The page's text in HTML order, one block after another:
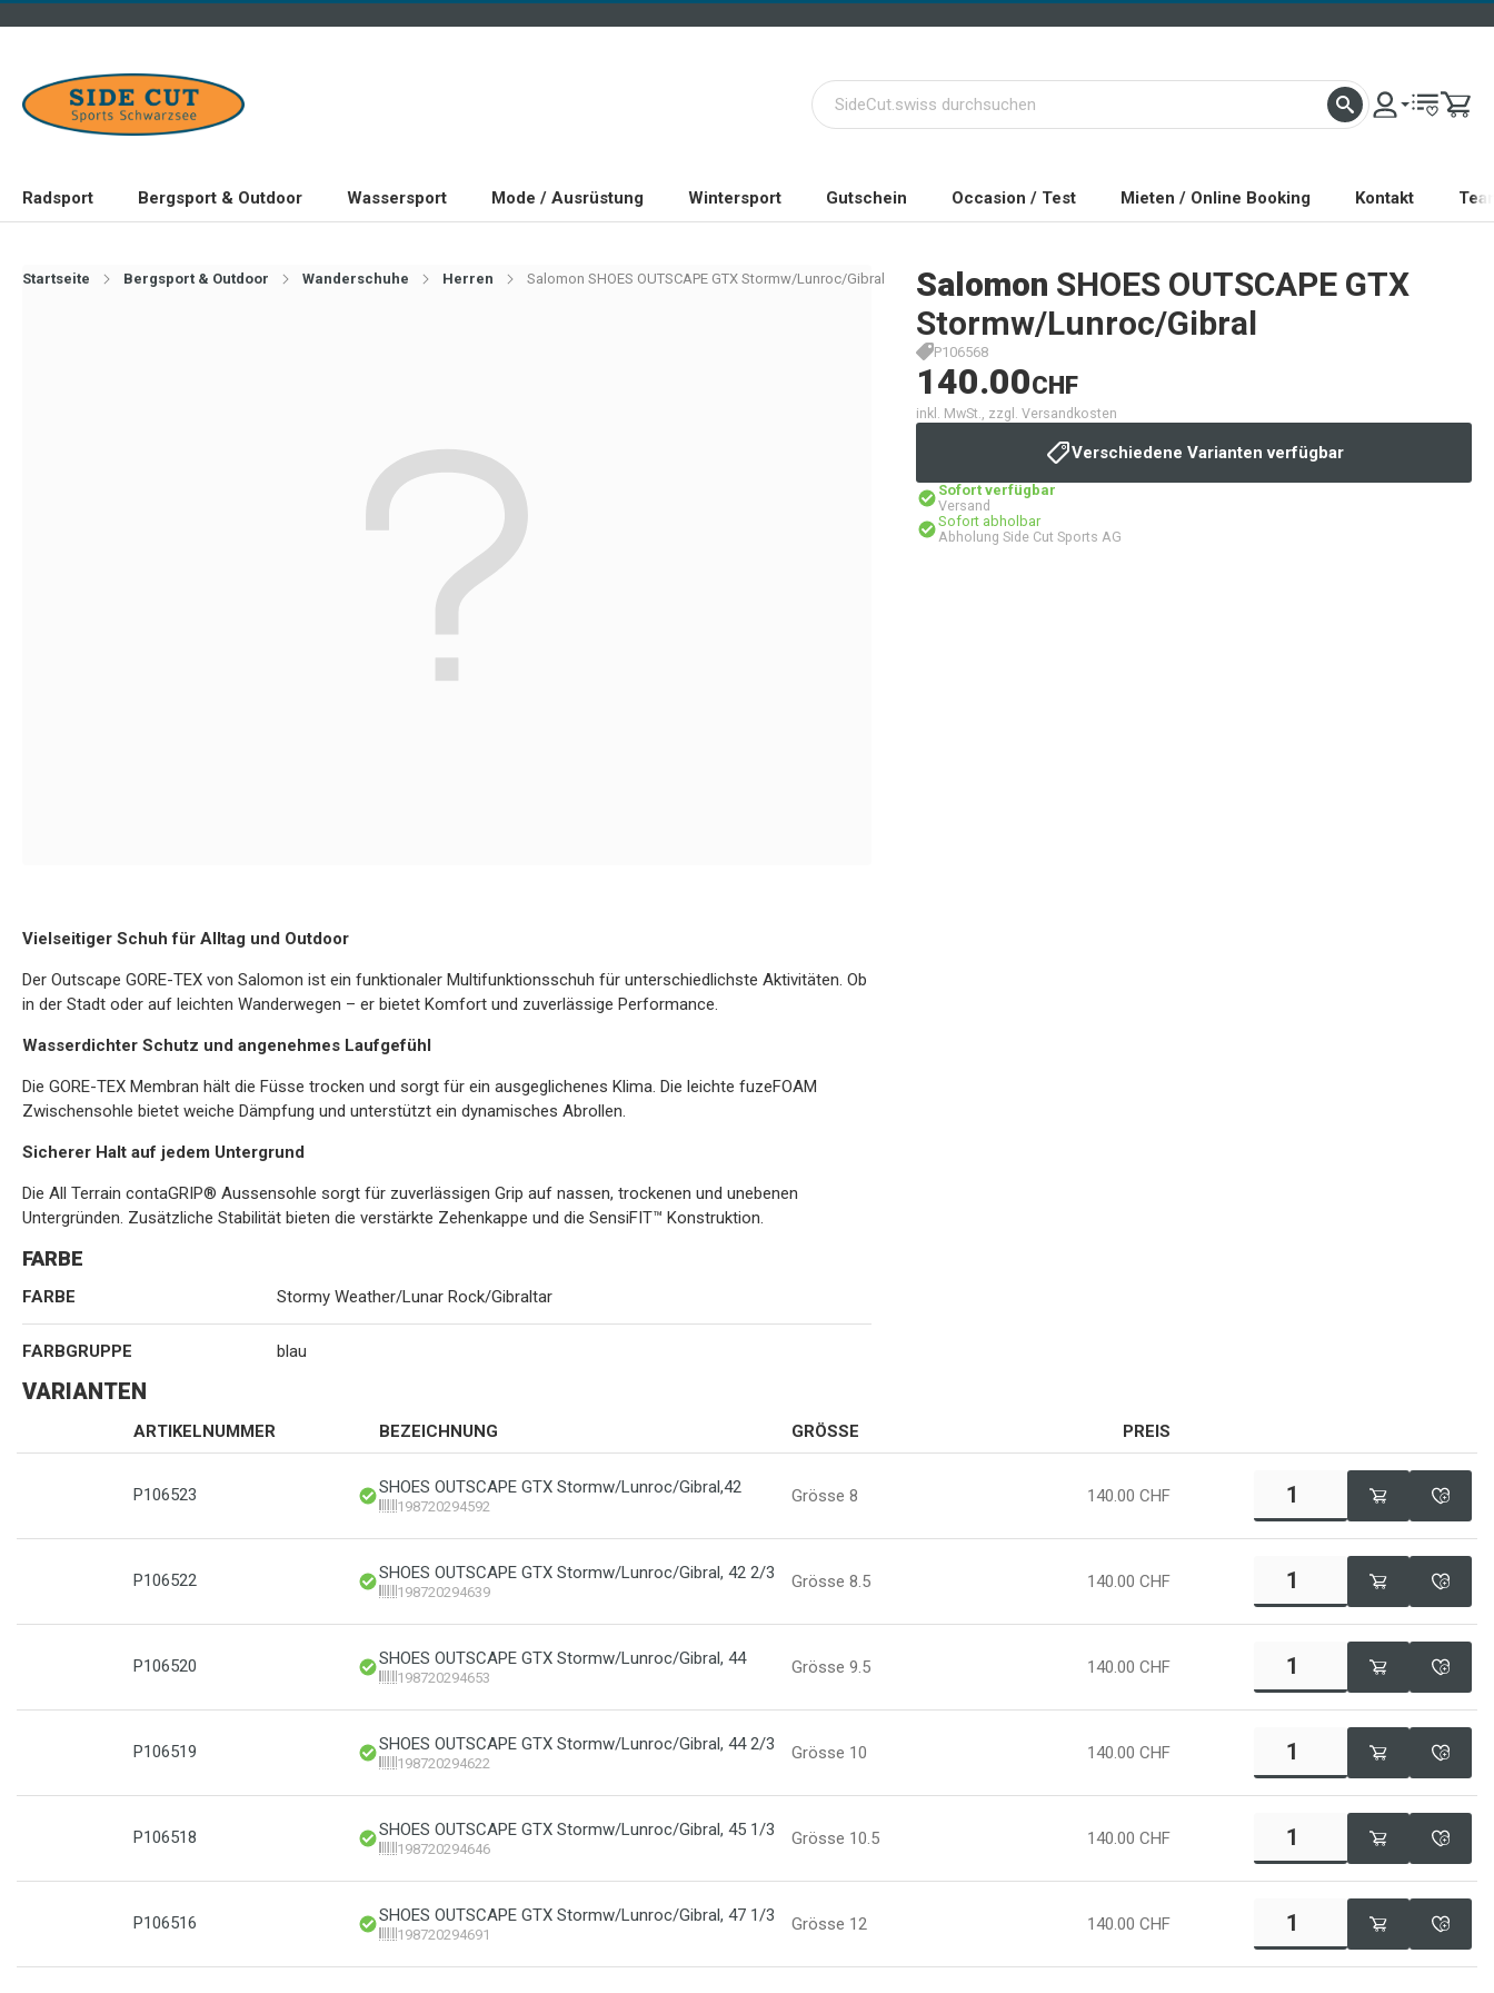
Radsport Bergsport & Outdoor Wassersport Mode / Ausrüstung Wintersport Gutschein Occasion / Test Mieten / Online Booking Kontakt
Startseite Bergsport & Outdoor Wanderschuhe Herren Salomon SHOES OUTSCAPE GTX Stormw/Lunroc/Gibral Salomon SHOES OUTSCAPE GTX
Stormw/Lunroc/Gibral
P106568
140.00CHF
inkl. MwSt., zzgl. Versandkosten
Verschiedene Varianten verfügbar
Sofort verfügbar
Versand
Sofort abholbar
Abholung Side Cut Sports AG
Vielseitiger Schuh für Alltag und Outdoor
Der Outscape GORE-TEX von Salomon ist ein funktionaler Multifunktionsschuh für unterschiedlichste Aktivitäten. Ob
in der Stadt oder auf leichten Wanderwegen – er bietet Komfort und zuverlässige Performance.
Wasserdichter Schutz und angenehmes Laufgefühl
Die GORE-TEX Membran hält die Füsse trocken und sorgt für ein ausgeglichenes Klima. Die leichte fuzeFOAM
Zwischensohle bietet weiche Dämpfung und unterstützt ein dynamisches Abrollen.
Sicherer Halt auf jedem Untergrund
Die All Terrain contaGRIP® Aussensohle sorgt für zuverlässigen Grip auf nassen, trockenen und unebenen
Untergründen. Zusätzliche Stabilität bieten die verstärkte Zehenkappe und die SensiFIT™ Konstruktion.
FARBE
FARBE Stormy Weather/Lunar Rock/Gibraltar
FARBGRUPPE blau
VARIANTEN
ARTIKELNUMMER BEZEICHNUNG GRÖSSE PREIS
P106523 SHOES OUTSCAPE GTX Stormw/Lunroc/Gibral,42
198720294592 Grösse 8 140.00 CHF
P106522 SHOES OUTSCAPE GTX Stormw/Lunroc/Gibral, 42 2/3
198720294639 Grösse 8.5 140.00 CHF
P106520 SHOES OUTSCAPE GTX Stormw/Lunroc/Gibral, 44
198720294653 Grösse 9.5 140.00 CHF
P106519 SHOES OUTSCAPE GTX Stormw/Lunroc/Gibral, 44 2/3
198720294622 Grösse 10 140.00 CHF
P106518 SHOES OUTSCAPE GTX Stormw/Lunroc/Gibral, 45 1/3
198720294646 Grösse 10.5 140.00 CHF
P106516 SHOES OUTSCAPE GTX Stormw/Lunroc/Gibral, 47 1/3
198720294691 Grösse 12 140.00 CHF